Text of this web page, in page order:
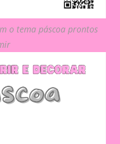
o tema páscoa prontos